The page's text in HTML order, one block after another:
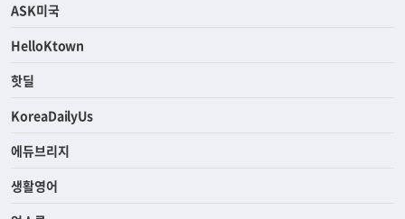
ASK미국
HelloKtown
핫딜
KoreaDailyUs
에듀브리지
생활영어